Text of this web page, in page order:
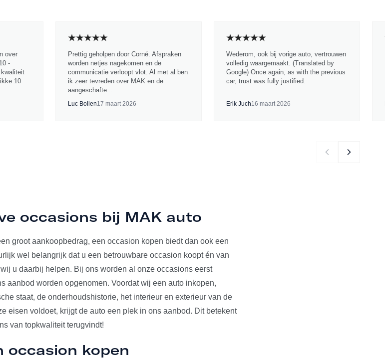
over
-
10
Prettig geholpen door Corné. Afspraken
worden netjes nagekomen en de
communicatie verloopt vlot. Al met al ben
ik zeer tevreden over MAK en de
aangeschafte...
Luc Bollen17 maart 2026
Wederom, ook bij vorige auto, vertrouwen
volledig waargemaakt. (Translated by
Google) Once again, as with the previous
car, trust was fully justified.
Erik Juch16 maart 2026
occasions bij MAK auto
groot aankoopbedrag, een occasion kopen biedt dan ook een
wel belangrijk dat u een betrouwbare occasion koopt én van
u daarbij helpen. Bij ons worden al onze occasions eerst
aanbod worden opgenomen. Voordat wij een auto inkopen,
staat, de onderhoudshistorie, het interieur en exterieur van de
eisen voldoet, krijgt de auto een plek in ons aanbod. Dit betekent
van topkwaliteit terugvindt!
occasion kopen